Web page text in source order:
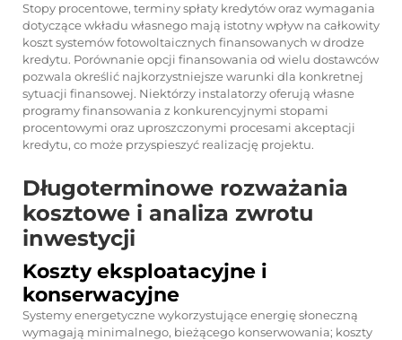
Stopy procentowe, terminy spłaty kredytów oraz wymagania
dotyczące wkładu własnego mają istotny wpływ na całkowity
koszt systemów fotowoltaicznych finansowanych w drodze
kredytu. Porównanie opcji finansowania od wielu dostawców
pozwala określić najkorzystniejsze warunki dla konkretnej
sytuacji finansowej. Niektórzy instalatorzy oferują własne
programy finansowania z konkurencyjnymi stopami
procentowymi oraz uproszczonymi procesami akceptacji
kredytu, co może przyspieszyć realizację projektu.
Długoterminowe rozważania
kosztowe i analiza zwrotu
inwestycji
Koszty eksploatacyjne i
konserwacyjne
Systemy energetyczne wykorzystujące energię słoneczną
wymagają minimalnego, bieżącego konserwowania; koszty